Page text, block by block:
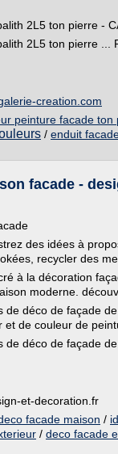
2L5 ton pierre -
2L5 ton pierre ...
creation.com
peinture facade ton
/ enduit
facade -
des idées à
recycler des
à la décoration
moderne.
de déco de façade
et de couleur de
déco de façade
et-decoration.fr
facade maison /
/ deco facade